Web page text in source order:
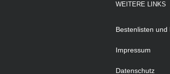
WEITERE LINKS
Bestenlisten
Impressum
Datenschutz